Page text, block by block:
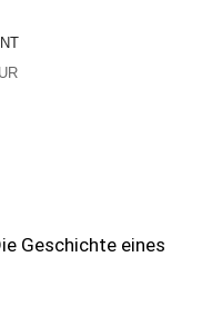
Geschichte eines